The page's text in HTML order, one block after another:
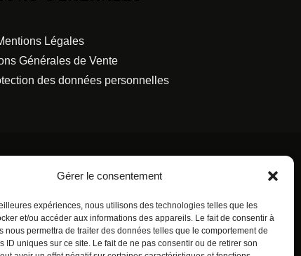
Gérer le consentement
expériences, nous utilisons des technologies telles que les
et/ou accéder aux informations des appareils. Le fait de consentir à
nous permettra de traiter des données telles que le comportement de
ID uniques sur ce site. Le fait de ne pas consentir ou de retirer son
Légales
Générales de Vente
des données personnelles